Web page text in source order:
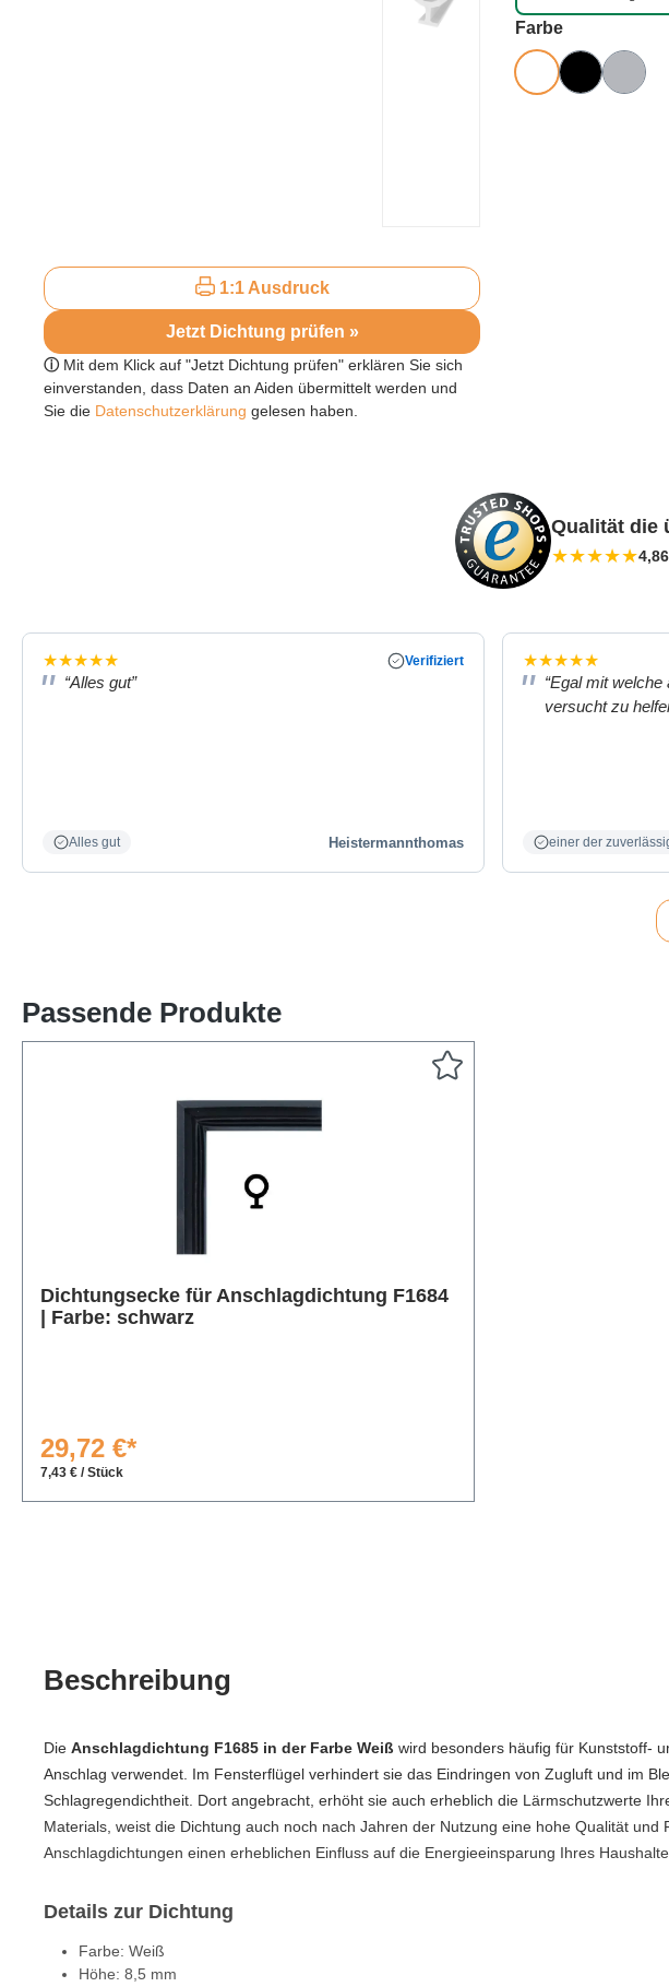
1:1 Ausdruck
Jetzt Dichtung prüfen »
ⓘ Mit dem Klick auf "Jetzt Dichtung prüfen" erklären Sie sich
einverstanden, dass Daten an Aiden übermittelt werden und
Sie die Datenschutzerklärung gelesen haben.
Farbeauswählen
Qualität die
★★★★★4,86
★★★★★ Verifiziert
“Alles gut”
Alles gut Heistermannthomas
★★★★★
“Egal mit
versucht zu
einer der
Passende Produkte
Dichtungsecke für Anschlagdichtung F1684
| Farbe: schwarz
29,72 €*
7,43 € / Stück
Beschreibung
Die Anschlagdichtung F1685 in der Farbe Weiß wird besonders häufig für Kunststoff-
Anschlag verwendet. Im Fensterflügel verhindert sie das Eindringen von Zugluft und im
Schlagregendichtheit. Dort angebracht, erhöht sie auch erheblich die Lärmschutzwerte
Materials, weist die Dichtung auch noch nach Jahren der Nutzung eine hohe Qualität und
Anschlagdichtungen einen erheblichen Einfluss auf die Energieeinsparung Ihres
Details zur Dichtung
Farbe: Weiß
Höhe: 8,5 mm